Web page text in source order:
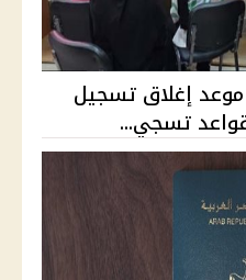
الجامعات 2026. موعد إغلاق تسجيل
تسجي...